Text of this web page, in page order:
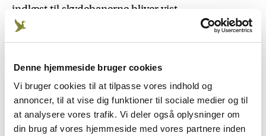
Denne hjemmeside bruger cookies
Vi bruger cookies til at tilpasse vores indhold og
annoncer, til at vise dig funktioner til sociale medier og til
at analysere vores trafik. Vi deler også oplysninger om
din brug af vores hjemmeside med vores partnere inden
indlæst til skydebanerne bliver vist.
OBS! Hvis du besøger siden fra en telefon, kan du
med fordel klikke på linket herover for at åbne
kortet i fuld størrelse.